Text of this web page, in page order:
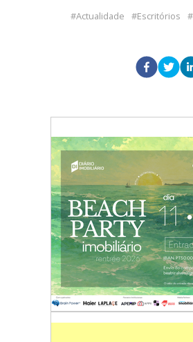
Actualidade Escritórios